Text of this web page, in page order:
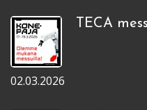
TECA
02.03.2026